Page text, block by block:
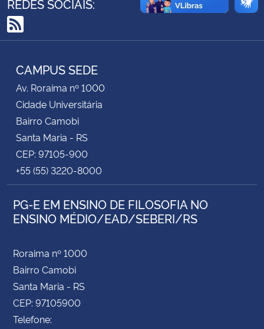
Controladoria-Geral da União
Secretaria-Geral
Secretaria de Governo
Gabinete de Segurança Institucional
Advocacia-Geral da União
Banco Central do Brasil
Planalto
RSS
CAMPUS SEDE
Av. Roraima nº 1000
Cidade Universitária
Bairro Camobi
Santa Maria - RS
CEP: 97105-900
+55 (55) 3220-8000
PG-E EM ENSINO DE FILOSOFIA NO
ENSINO MÉDIO/EAD/SEBERI/RS
Roraima nº 1000
Bairro Camobi
Santa Maria - RS
CEP: 97105900
Telefone: